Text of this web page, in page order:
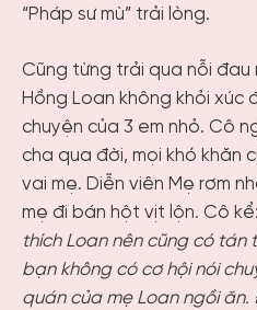
“Pháp sư mù” trải lòng.
Cũng từng trải qua nỗi đau
Hồng Loan không khỏi xúc
chuyện của 3 em nhỏ. Cô
cha qua đời, mọi khó khăn
vai mẹ. Diễn viên Mẹ rơm
mẹ đi bán hột vịt lộn. Cô kể:
thích Loan nên cũng có tán
bạn không có cơ hội nói
quán của mẹ Loan ngồi